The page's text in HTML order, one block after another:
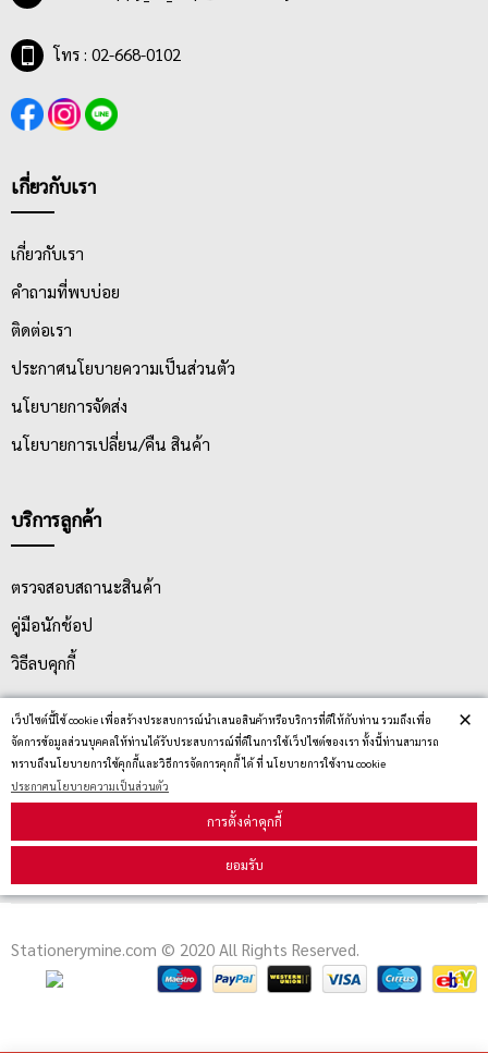
เว็ปไซต์นี้ใช้ cookie เพื่อสร้างประสบการณ์นำเสนอสินค้าหรือบริการที่ดีให้กับท่าน รวมถึงเพื่อ
จัดการข้อมูลส่วนบุคคลให้ท่านได้รับประสบการณ์ที่ดีในการใช้เว็ปไซต์ของเรา ทั้งนี้ท่านสามารถ
ทราบถึงนโยบายการใช้คุกกี้และวิธีการจัดการคุกกี้ ได้ ที่ นโยบายการใช้งาน cookie
ประกาศนโยบายความเป็นส่วนตัว
การตั้งค่าคุกกี้
ยอมรับ
×
โทร : 02-668-0102
เกี่ยวกับเรา
เกี่ยวกับเรา
คำถามที่พบบ่อย
ติดต่อเรา
ประกาศนโยบายความเป็นส่วนตัว
นโยบายการจัดส่ง
นโยบายการเปลี่ยน/คืน สินค้า
บริการลูกค้า
ตรวจสอบสถานะสินค้า
คู่มือนักช้อป
วิธีลบคุกกี้
สมัครรับข่าวสาร
รับข่าวสาร
Stationerymine.com © 2020 All Rights Reserved.